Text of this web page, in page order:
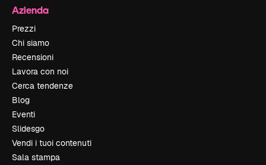
Azienda
Prezzi
Chi siamo
Recensioni
Lavora con noi
Cerca tendenze
Blog
Eventi
Slidesgo
Vendi i tuoi contenuti
Sala stampa